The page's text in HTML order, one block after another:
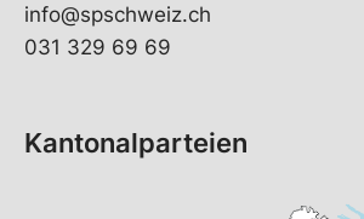
info@spschweiz.ch
031 329 69 69
Kantonalparteien